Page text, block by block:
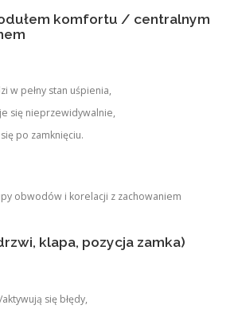
komfortu / centralnym
w pełny stan uśpienia,
się nieprzewidywalnie,
po zamknięciu.
obwodów i korelacji z zachowaniem
klapa, pozycja zamka)
się błędy,